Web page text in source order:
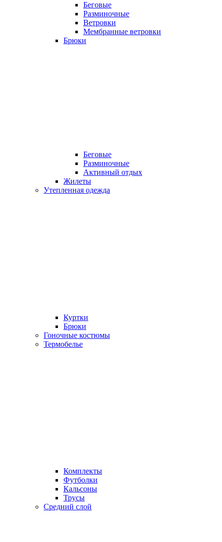
Беговые
Разминочные
Ветровки
Мембранные ветровки
Брюки
Беговые
Разминочные
Активный отдых
Жилеты
Утепленная одежда
Куртки
Брюки
Гоночные костюмы
Термобелье
Комплекты
Футболки
Кальсоны
Трусы
Средний слой